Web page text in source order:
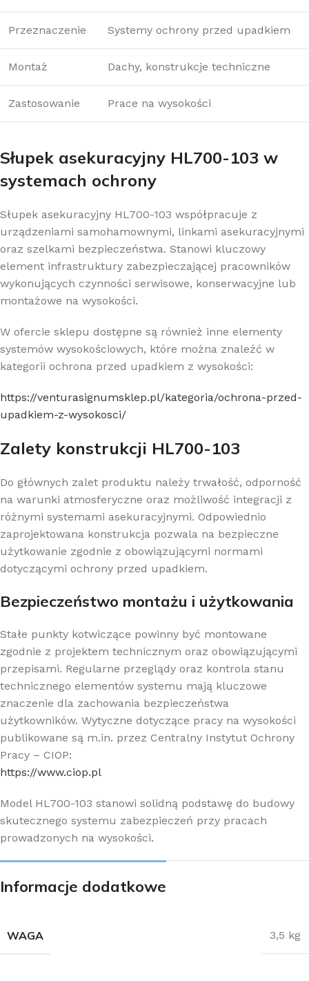
Przeznaczenie Systemy ochrony przed upadkiem
Montaż Dachy, konstrukcje techniczne
Zastosowanie Prace na wysokości
Słupek asekuracyjny HL700-103 w
systemach ochrony
Słupek asekuracyjny HL700-103 współpracuje z
urządzeniami samohamownymi, linkami asekuracyjnymi
oraz szelkami bezpieczeństwa. Stanowi kluczowy
element infrastruktury zabezpieczającej pracowników
wykonujących czynności serwisowe, konserwacyjne lub
montażowe na wysokości.
W ofercie sklepu dostępne są również inne elementy
systemów wysokościowych, które można znaleźć w
kategorii ochrona przed upadkiem z wysokości:
https://venturasignumsklep.pl/kategoria/ochrona-przed-
upadkiem-z-wysokosci/
Zalety konstrukcji HL700-103
Do głównych zalet produktu należy trwałość, odporność
na warunki atmosferyczne oraz możliwość integracji z
różnymi systemami asekuracyjnymi. Odpowiednio
zaprojektowana konstrukcja pozwala na bezpieczne
użytkowanie zgodnie z obowiązującymi normami
dotyczącymi ochrony przed upadkiem.
Bezpieczeństwo montażu i użytkowania
Stałe punkty kotwiczące powinny być montowane
zgodnie z projektem technicznym oraz obowiązującymi
przepisami. Regularne przeglądy oraz kontrola stanu
technicznego elementów systemu mają kluczowe
znaczenie dla zachowania bezpieczeństwa
użytkowników. Wytyczne dotyczące pracy na wysokości
publikowane są m.in. przez Centralny Instytut Ochrony
Pracy – CIOP:
https://www.ciop.pl
Model HL700-103 stanowi solidną podstawę do budowy
skutecznego systemu zabezpieczeń przy pracach
prowadzonych na wysokości.
Informacje dodatkowe
WAGA 3,5 kg